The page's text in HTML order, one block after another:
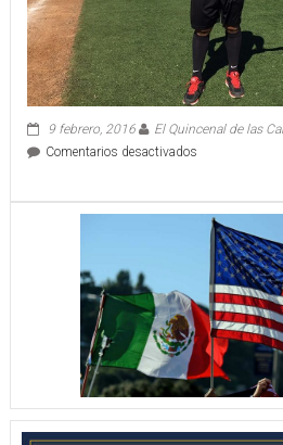
9 febrero, 2016
El Quincenal de las
Comentarios desactivadosen